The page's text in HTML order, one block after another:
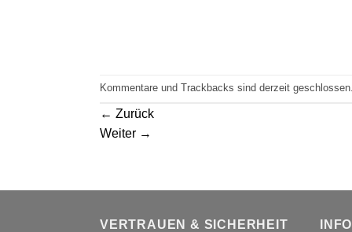
Kommentare und Trackbacks sind derzeit geschlossen.
← Zurück
Weiter →
VERTRAUEN & SICHERHEIT